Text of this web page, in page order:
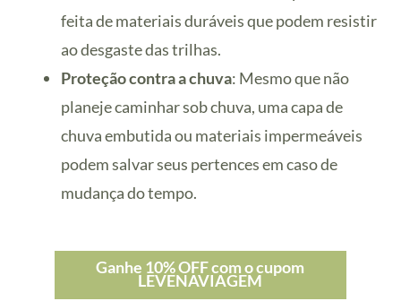
feita de materiais duráveis que podem resistir
ao desgaste das trilhas.
Proteção contra a chuva: Mesmo que não
planeje caminhar sob chuva, uma capa de
chuva embutida ou materiais impermeáveis
podem salvar seus pertences em caso de
mudança do tempo.
Ganhe 10% OFF com o cupom
LEVENAVIAGEM